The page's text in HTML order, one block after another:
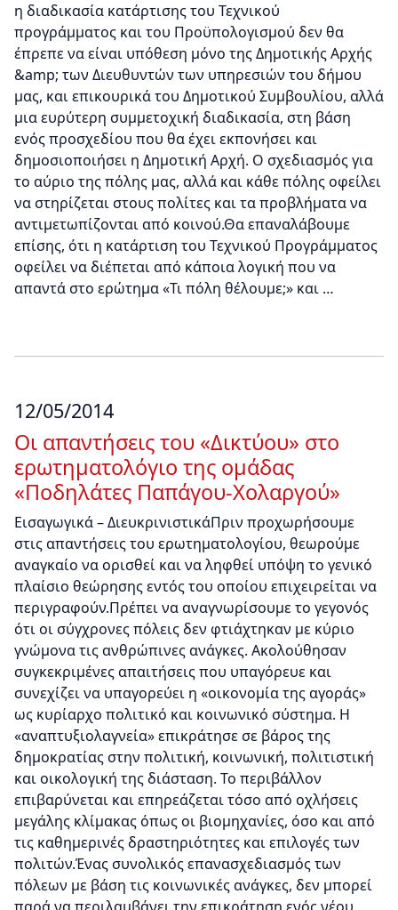
η διαδικασία κατάρτισης του Τεχνικού
προγράμματος και του Προϋπολογισμού δεν θα
έπρεπε να είναι υπόθεση μόνο της Δημοτικής Αρχής
&amp; των Διευθυντών των υπηρεσιών του δήμου
μας, και επικουρικά του Δημοτικού Συμβουλίου, αλλά
μια ευρύτερη συμμετοχική διαδικασία, στη βάση
ενός προσχεδίου που θα έχει εκπονήσει και
δημοσιοποιήσει η Δημοτική Αρχή. Ο σχεδιασμός για
το αύριο της πόλης μας, αλλά και κάθε πόλης οφείλει
να στηρίζεται στους πολίτες και τα προβλήματα να
αντιμετωπίζονται από κοινού.Θα επαναλάβουμε
επίσης, ότι η κατάρτιση του Τεχνικού Προγράμματος
οφείλει να διέπεται από κάποια λογική που να
απαντά στο ερώτημα «Τι πόλη θέλουμε;» και …
12/05/2014
Οι απαντήσεις του «Δικτύου» στο
ερωτηματολόγιο της ομάδας
«Ποδηλάτες Παπάγου-Χολαργού»
Εισαγωγικά – ΔιευκρινιστικάΠριν προχωρήσουμε
στις απαντήσεις του ερωτηματολογίου, θεωρούμε
αναγκαίο να ορισθεί και να ληφθεί υπόψη το γενικό
πλαίσιο θεώρησης εντός του οποίου επιχειρείται να
περιγραφούν.Πρέπει να αναγνωρίσουμε το γεγονός
ότι οι σύγχρονες πόλεις δεν φτιάχτηκαν με κύριο
γνώμονα τις ανθρώπινες ανάγκες. Ακολούθησαν
συγκεκριμένες απαιτήσεις που υπαγόρευε και
συνεχίζει να υπαγορεύει η «οικονομία της αγοράς»
ως κυρίαρχο πολιτικό και κοινωνικό σύστημα. Η
«αναπτυξιολαγνεία» επικράτησε σε βάρος της
δημοκρατίας στην πολιτική, κοινωνική, πολιτιστική
και οικολογική της διάσταση. Το περιβάλλον
επιβαρύνεται και επηρεάζεται τόσο από οχλήσεις
μεγάλης κλίμακας όπως οι βιομηχανίες, όσο και από
τις καθημερινές δραστηριότητες και επιλογές των
πολιτών.Ένας συνολικός επανασχεδιασμός των
πόλεων με βάση τις κοινωνικές ανάγκες, δεν μπορεί